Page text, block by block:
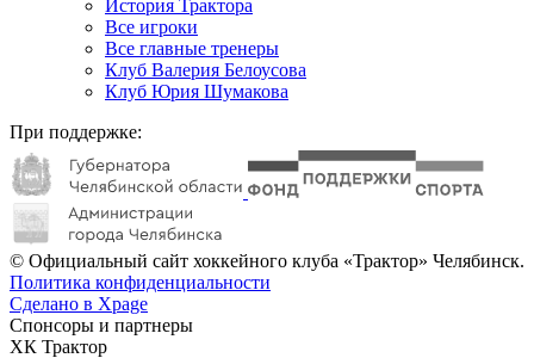
История Трактора
Все игроки
Все главные тренеры
Клуб Валерия Белоусова
Клуб Юрия Шумакова
При поддержке:
© Официальный сайт хоккейного клуба «Трактор» Челябинск.
Политика конфиденциальности
Сделано в Xpage
Спонсоры и партнеры
ХК Трактор